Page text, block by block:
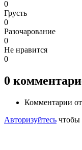
0
Грусть
0
Разочарование
0
Не нравится
0
0
Комментарии
Авторизуйтесь чтобы